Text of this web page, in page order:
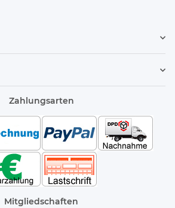
Zahlungsarten
Mitgliedschaften